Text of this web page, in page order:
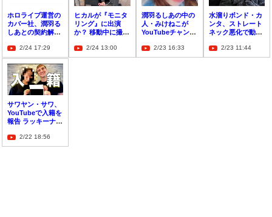
ホロライブ運営の
カバー社、潤羽る
しあとの契約解除
や虚偽の申告で信
用失墜
2/24 17:29
ヒカルが『モニタ
リング』に出演
か？ 移動中に撮影
1番の緊急出た」
2/24 13:00
潤羽るしあの中の
人・みけねこが
YouTubeチャンネ
2/23 16:33
水溜りボンド・カ
ンタ、ストレート
ネック悪化で動け
りみたいに…
2/23 11:44
サワヤン・サワ、
YouTubeで入籍を
報告 ラッキーナン
かり2022年2月22
日に
2/22 18:56